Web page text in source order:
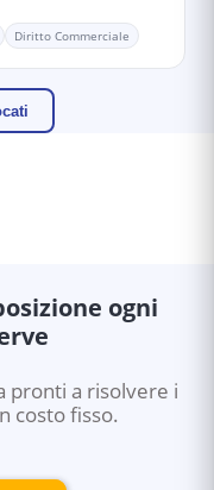
Diritto Commerciale
ogni
pronti a risolvere i
costo fisso.